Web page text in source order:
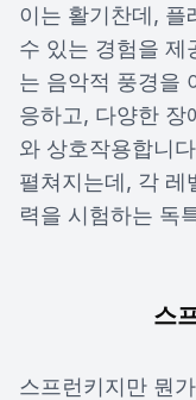
이는 활기찬데, 플
수 있는 경험을 제
는 음악적 풍경을
응하고, 다양한 장
와 상호작용합니
펼쳐지는데, 각 레
력을 시험하는 독
스
스프런키지만 뭔